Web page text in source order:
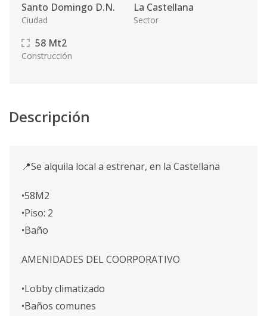
Santo Domingo D.N.
Ciudad
La Castellana
Sector
58 Mt2
Construcción
Descripción
📍Se alquila local a estrenar, en la Castellana
•58M2
•Piso: 2
•Baño
AMENIDADES DEL COORPORATIVO
•Lobby climatizado
•Baños comunes